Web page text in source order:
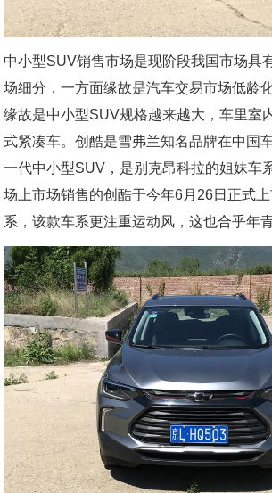
中小型SUV销售市场是现阶段我国市场具
场细分，一方面缘故是汽车交易市场低龄
缘故是中小型SUV规格越来越大，车里室
式紧凑车。创酷是雪弗兰知名品牌在中国
一代中小型SUV，是别克昂科拉的姐妹车
场上市场销售的创酷于今年6月26日正式
系，该款车系更注重运动风，这也合乎年